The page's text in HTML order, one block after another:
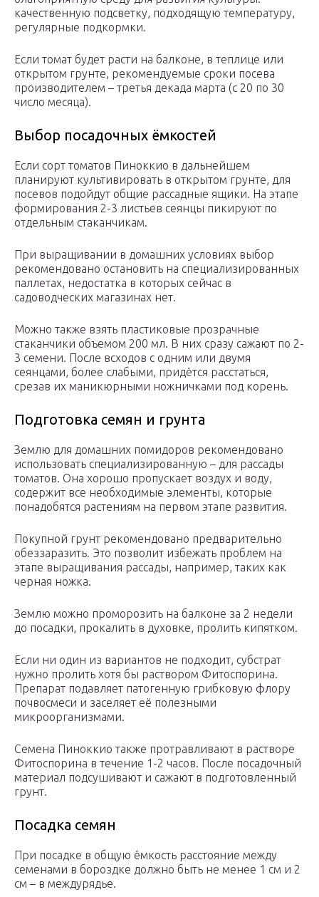
качественную подсветку, подходящую температуру,
регулярные подкормки.
Если томат будет расти на балконе, в теплице или
открытом грунте, рекомендуемые сроки посева
производителем – третья декада марта (с 20 по 30
число месяца).
Выбор посадочных ёмкостей
Если сорт томатов Пиноккио в дальнейшем
планируют культивировать в открытом грунте, для
посевов подойдут общие рассадные ящики. На этапе
формирования 2-3 листьев сеянцы пикируют по
отдельным стаканчикам.
При выращивании в домашних условиях выбор
рекомендовано остановить на специализированных
паллетах, недостатка в которых сейчас в
садоводческих магазинах нет.
Можно также взять пластиковые прозрачные
стаканчики объемом 200 мл. В них сразу сажают по 2-
3 семени. После всходов с одним или двумя
сеянцами, более слабыми, придётся расстаться,
срезав их маникюрными ножничками под корень.
Подготовка семян и грунта
Землю для домашних помидоров рекомендовано
использовать специализированную – для рассады
томатов. Она хорошо пропускает воздух и воду,
содержит все необходимые элементы, которые
понадобятся растениям на первом этапе развития.
Покупной грунт рекомендовано предварительно
обеззаразить. Это позволит избежать проблем на
этапе выращивания рассады, например, таких как
черная ножка.
Землю можно проморозить на балконе за 2 недели
до посадки, прокалить в духовке, пролить кипятком.
Если ни один из вариантов не подходит, субстрат
нужно пролить хотя бы раствором Фитоспорина.
Препарат подавляет патогенную грибковую флору
почвосмеси и заселяет её полезными
микроорганизмами.
Семена Пиноккио также протравливают в растворе
Фитоспорина в течение 1-2 часов. После посадочный
материал подсушивают и сажают в подготовленный
грунт.
Посадка семян
При посадке в общую ёмкость расстояние между
семенами в бороздке должно быть не менее 1 см и 2
см – в междурядье.